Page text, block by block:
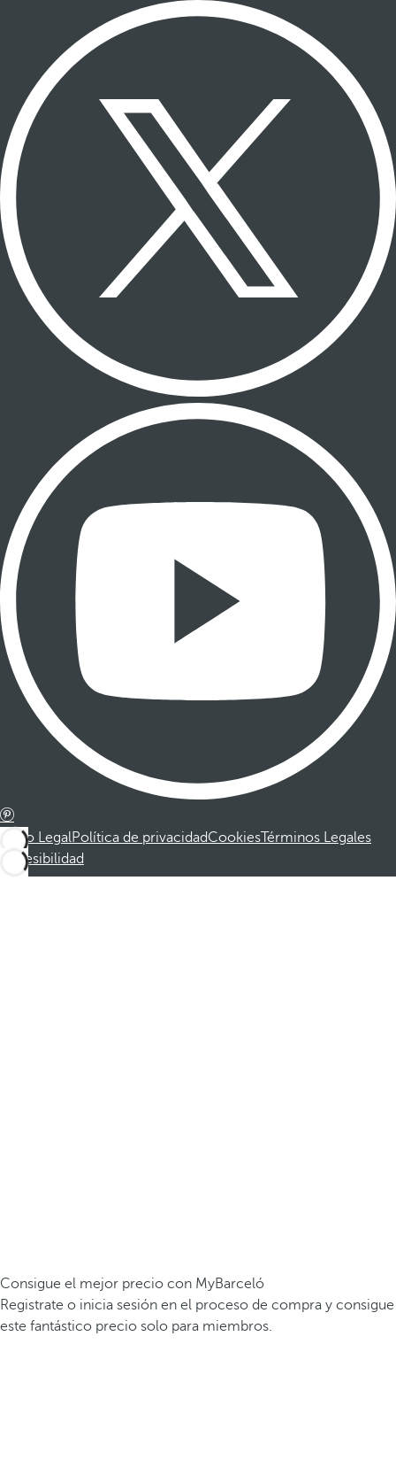
Aviso LegalPolítica de privacidadCookiesTérminos Legales
Accesibilidad
Consigue el mejor precio con MyBarceló
Registrate o inicia sesión en el proceso de compra y consigue
este fantástico precio solo para miembros.